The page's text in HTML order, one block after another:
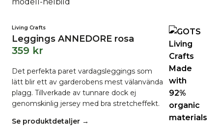
Living Crafts
Leggings ANNEDORE rosa
359 kr
Det perfekta paret vardagsleggings som
lätt blir ett av garderobens mest välanvända
plagg. Tillverkade av tunnare dock ej
genomskinlig jersey med bra stretcheffekt.
Se produktdetaljer →